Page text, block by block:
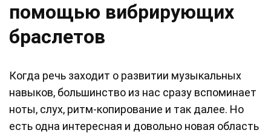
помощью вибрирующих
браслетов
Когда речь заходит о развитии музыкальных
навыков, большинство из нас сразу вспоминает
ноты, слух, ритм-копирование и так далее. Но
есть одна интересная и довольно новая область